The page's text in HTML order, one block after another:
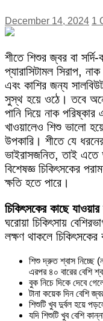
December 14, 2024 1
শীতে শিশুর জ্বর বা
প্যারাসিটামল সিরাপ,
এবং কাশির জন্য
সুস্থ হয়ে ওঠে। তবে
পানি দিয়ে নাক
খাওয়ালেও শিশু ভালো
উপকারি। শীতে যে
ভাইরাসজনিত, তাই এতে
বিশেষজ্ঞ চিকিৎসকের
ক্ষতি হতে পারে।
চিকিৎসকের কাছে
ঘরোয়া চিকিৎসায়
লক্ষণ থাকলে
শিশু দ্রুত শ্বাস নিচ্ছে
এরপর ৪০ বারের বেশি
বুক নিচে দিকে দেবে
টানা কয়েক দিন বেশি
শিশুটি খুব দুর্বল হয়ে
যদি শিশুটি খুব বেশি